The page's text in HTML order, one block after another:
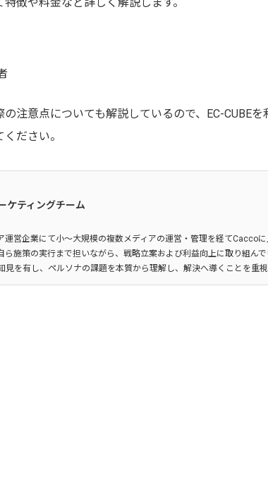
の注意点についても解説しているので、EC-CUBE
ださい。
ケティングチーム
運営企業にて小～大規模の複数メディアの運営・管理を経てCacco
ら施策の実行まで担いながら、戦略立案および利益向上に取り組ん
見を有し、ペルソナの課題を本質から理解し、解決へ導くことを重視